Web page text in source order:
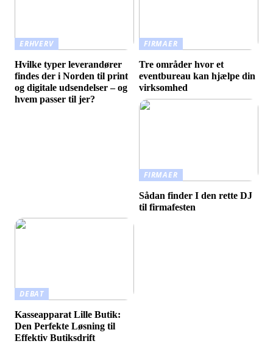
ERHVERV
Hvilke typer leverandører
findes der i Norden til print
og digitale udsendelser – og
hvem passer til jer?
FIRMAER
Tre områder hvor et
eventbureau kan hjælpe din
virksomhed
FIRMAER
Sådan finder I den rette DJ
til firmafesten
DEBAT
Kasseapparat Lille Butik:
Den Perfekte Løsning til
Effektiv Butiksdrift